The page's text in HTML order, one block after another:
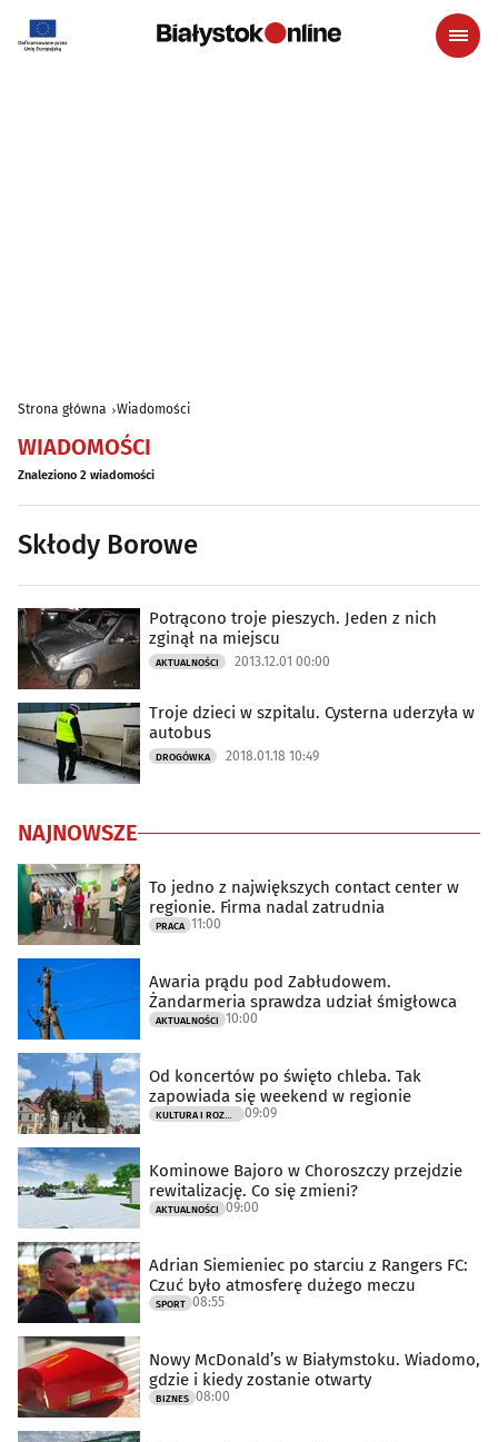
Strona główna Wiadomości
WIADOMOŚCI
Znaleziono 2 wiadomości
Skłody Borowe
Potrącono troje pieszych. Jeden z nich
zginął na miejscu
AKTUALNOŚCI 2013.12.01 00:00
Troje dzieci w szpitalu. Cysterna uderzyła w
autobus
DROGÓWKA 2018.01.18 10:49
NAJNOWSZE
To jedno z największych contact center w
regionie. Firma nadal zatrudnia
PRACA 11:00
Awaria prądu pod Zabłudowem.
Żandarmeria sprawdza udział śmigłowca
AKTUALNOŚCI 10:00
Od koncertów po święto chleba. Tak
zapowiada się weekend w regionie
09:09
Kominowe Bajoro w Choroszczy przejdzie
rewitalizację. Co się zmieni?
AKTUALNOŚCI 09:00
Adrian Siemieniec po starciu z Rangers FC:
Czuć było atmosferę dużego meczu
SPORT 08:55
Nowy McDonald’s w Białymstoku. Wiadomo,
gdzie i kiedy zostanie otwarty
BIZNES 08:00